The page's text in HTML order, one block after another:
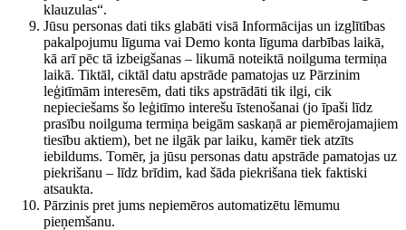
klauzulas“.
Jūsu personas dati tiks glabāti visā Informācijas un izglītības
pakalpojumu līguma vai Demo konta līguma darbības laikā,
kā arī pēc tā izbeigšanas – likumā noteiktā noilguma termiņa
laikā. Tiktāl, ciktāl datu apstrāde pamatojas uz Pārzinim
leģitīmām interesēm, dati tiks apstrādāti tik ilgi, cik
nepieciešams šo leģitīmo interešu īstenošanai (jo īpaši līdz
prasību noilguma termiņa beigām saskaņā ar piemērojamajiem
tiesību aktiem), bet ne ilgāk par laiku, kamēr tiek atzīts
iebildums. Tomēr, ja jūsu personas datu apstrāde pamatojas uz
piekrišanu – līdz brīdim, kad šāda piekrišana tiek faktiski
atsaukta.
Pārzinis pret jums nepiemēros automatizētu lēmumu
pieņemšanu.